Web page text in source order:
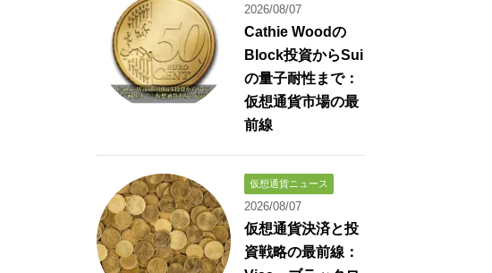
2026/08/07
Cathie Woodの
Block投資からSui
の量子耐性まで：
仮想通貨市場の最
前線
仮想通貨ニュース
2026/08/07
仮想通貨決済と投
資戦略の最前線：